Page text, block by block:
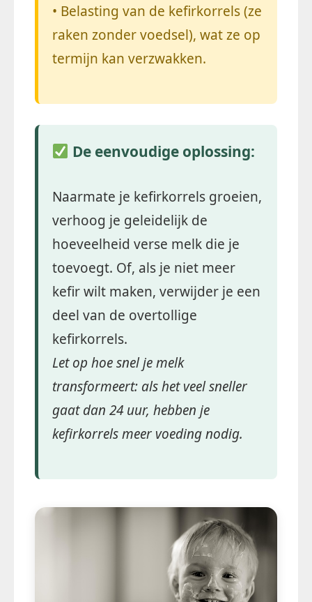
• Belasting van de kefirkorrels (ze
raken zonder voedsel), wat ze op
termijn kan verzwakken.
De eenvoudige oplossing:
Naarmate je kefirkorrels groeien,
verhoog je geleidelijk de
hoeveelheid verse melk die je
toevoegt. Of, als je niet meer
kefir wilt maken, verwijder je een
deel van de overtollige
kefirkorrels.
Let op hoe snel je melk
transformeert: als het veel sneller
gaat dan 24 uur, hebben je
kefirkorrels meer voeding nodig.